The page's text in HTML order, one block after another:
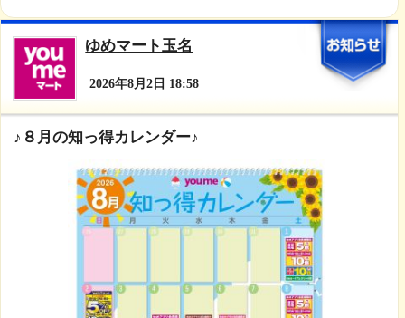
これからも、ゆめマート玉名
ご愛顧のほど、よろしくお願いいたします
皆様のご来店心からお待ちしております★
4
ゆめマート玉名
2026年8月2日 18:58
♪８月の知っ得カレンダー♪